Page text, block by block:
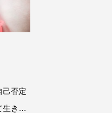
己否定
生きる